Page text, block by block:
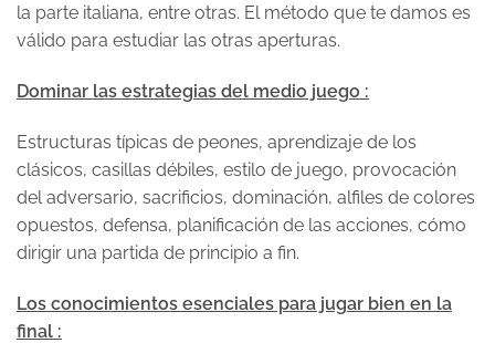
la parte italiana, entre otras. El método que te damos es
válido para estudiar las otras aperturas.
Dominar las estrategias del medio juego :
Estructuras típicas de peones, aprendizaje de los
clásicos, casillas débiles, estilo de juego, provocación
del adversario, sacrificios, dominación, alfiles de colores
opuestos, defensa, planificación de las acciones, cómo
dirigir una partida de principio a fin.
Los conocimientos esenciales para jugar bien en la
final :